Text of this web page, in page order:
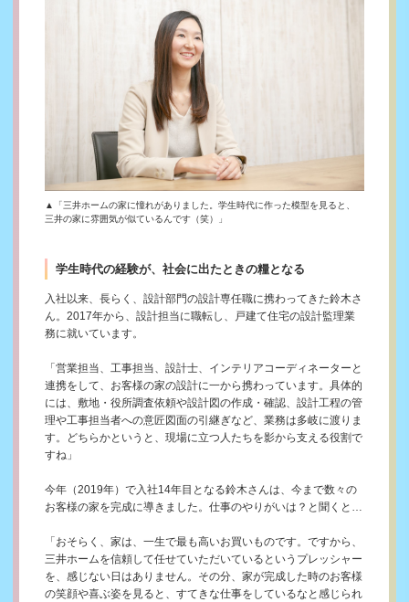
▲「三井ホームの家に憧れがありました。学生時代に作った模型を見ると、
三井の家に雰囲気が似ているんです（笑）」
学生時代の経験が、社会に出たときの糧となる
入社以来、長らく、設計部門の設計専任職に携わってきた鈴木さ
ん。2017年から、設計担当に職転し、戸建て住宅の設計監理業
務に就いています。
「営業担当、工事担当、設計士、インテリアコーディネーターと
連携をして、お客様の家の設計に一から携わっています。具体的
には、敷地・役所調査依頼や設計図の作成・確認、設計工程の管
理や工事担当者への意匠図面の引継ぎなど、業務は多岐に渡りま
す。どちらかというと、現場に立つ人たちを影から支える役割で
すね」
今年（2019年）で入社14年目となる鈴木さんは、今まで数々の
お客様の家を完成に導きました。仕事のやりがいは？と聞くと…
「おそらく、家は、一生で最も高いお買いものです。ですから、
三井ホームを信頼して任せていただいているというプレッシャー
を、感じない日はありません。その分、家が完成した時のお客様
の笑顔や喜ぶ姿を見ると、すてきな仕事をしているなと感じられ